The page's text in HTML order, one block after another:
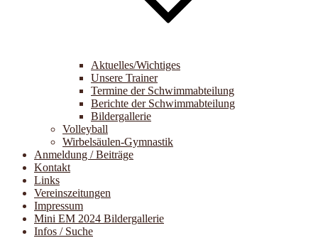
Aktuelles/Wichtiges
Unsere Trainer
Termine der Schwimmabteilung
Berichte der Schwimmabteilung
Bildergallerie
Volleyball
Wirbelsäulen-Gymnastik
Anmeldung / Beiträge
Kontakt
Links
Vereinszeitungen
Impressum
Mini EM 2024 Bildergallerie
Infos / Suche